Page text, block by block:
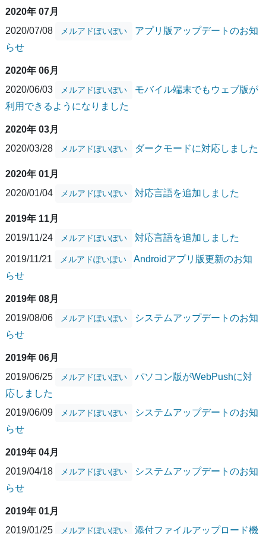
2020年 07月
2020/07/08
メルアドぽいぽい
アプリ版アップデートのお知
らせ
2020年 06月
2020/06/03
メルアドぽいぽい
モバイル端末でもウェブ版が
利用できるようになりました
2020年 03月
2020/03/28
メルアドぽいぽい ダークモードに対応しました
2020年 01月
2020/01/04
メルアドぽいぽい 対応言語を追加しました
2019年 11月
2019/11/24
メルアドぽいぽい 対応言語を追加しました
2019/11/21 メルアドぽいぽい
Androidアプリ版更新のお知
らせ
2019年 08月
2019/08/06
メルアドぽいぽい
システムアップデートのお知
らせ
2019年 06月
2019/06/25
メルアドぽいぽい
パソコン版がWebPushに対
応しました
2019/06/09
メルアドぽいぽい
システムアップデートのお知
らせ
2019年 04月
2019/04/18
メルアドぽいぽい
システムアップデートのお知
らせ
2019年 01月
2019/01/25
メルアドぽいぽい 添付ファイルアップロード機